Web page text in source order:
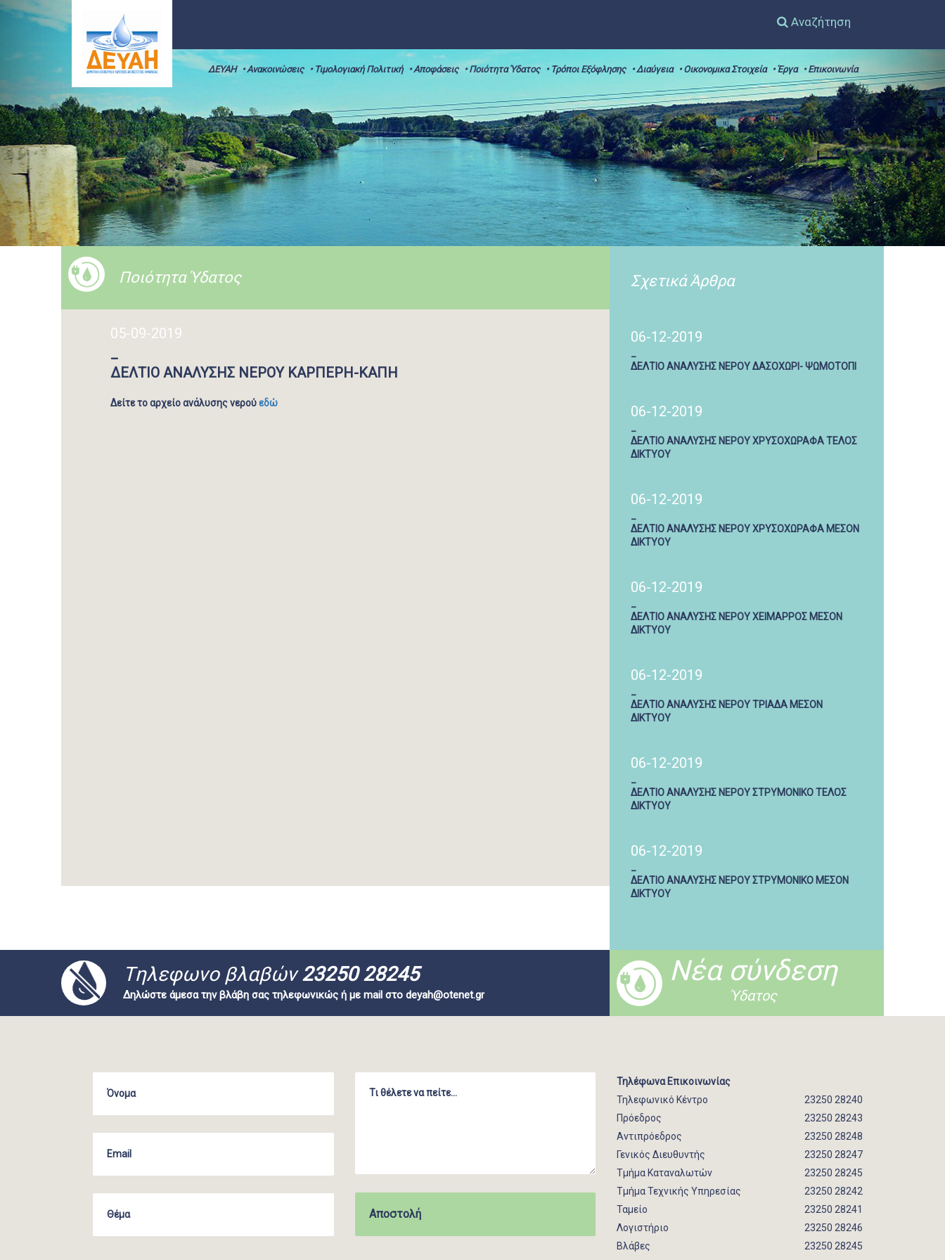
Αναζήτηση
ΔΕΥΑΗ • Ανακοινώσεις • Τιμολογιακή Πολιτική • Αποφάσεις • Ποιότητα Ύδατος • Τρόποι Εξόφλησης • Διαύγεια • Οικονομικα Στοιχεία • Έργα • Επικοινωνία
Ποιότητα Ύδατος
05-09-2019
_
ΔΕΛΤΙΟ ΑΝΑΛΥΣΗΣ ΝΕΡΟΥ ΚΑΡΠΕΡΗ-ΚΑΠΗ
Δείτε το αρχείο ανάλυσης νερούεδώ
Σχετικά Άρθρα
06-12-2019
ΔΕΛΤΙΟ ΑΝΑΛΥΣΗΣ ΝΕΡΟΥ ΔΑΣΟΧΩΡΙ- ΨΩΜΟΤΟΠΙ
06-12-2019
ΔΕΛΤΙΟ ΑΝΑΛΥΣΗΣ ΝΕΡΟΥ ΧΡΥΣΟΧΩΡΑΦΑ ΤΕΛΟΣ
ΔΙΚΤΥΟΥ
06-12-2019
ΔΕΛΤΙΟ ΑΝΑΛΥΣΗΣ ΝΕΡΟΥ ΧΡΥΣΟΧΩΡΑΦΑ ΜΕΣΟΝ
ΔΙΚΤΥΟΥ
06-12-2019
ΔΕΛΤΙΟ ΑΝΑΛΥΣΗΣ ΝΕΡΟΥ ΧΕΙΜΑΡΡΟΣ ΜΕΣΟΝ
ΔΙΚΤΥΟΥ
06-12-2019
ΔΕΛΤΙΟ ΑΝΑΛΥΣΗΣ ΝΕΡΟΥ ΤΡΙΑΔΑ ΜΕΣΟΝ
ΔΙΚΤΥΟΥ
06-12-2019
ΔΕΛΤΙΟ ΑΝΑΛΥΣΗΣ ΝΕΡΟΥ ΣΤΡΥΜΟΝΙΚΟ ΤΕΛΟΣ
ΔΙΚΤΥΟΥ
06-12-2019
ΔΕΛΤΙΟ ΑΝΑΛΥΣΗΣ ΝΕΡΟΥ ΣΤΡΥΜΟΝΙΚΟ ΜΕΣΟΝ
ΔΙΚΤΥΟΥ
Tηλεφωνο βλαβών23250 28245
Δηλώστε άμεσα την βλάβη σας τηλεφωνικώς ή με mail στο deyah@otenet.gr
Νέα σύνδεση
Ύδατος
Τηλέφωνα Επικοινωνίας
Τηλεφωνικό Κέντρο
23250 28240
Πρόεδρος
23250 28243
Αντιπρόεδρος
23250 28248
Γενικός Διευθυντής
23250 28247
Τμήμα Καταναλωτών
23250 28245
Τμήμα Τεχνικής Υπηρεσίας
23250 28242
Ταμείο
23250 28241
Λογιστήριο
23250 28246
Βλάβες
23250 28245